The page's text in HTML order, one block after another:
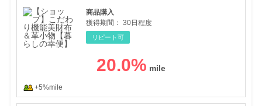
商品購入
獲得期間： 30日程度
リピート可
20.0%
+5%mile